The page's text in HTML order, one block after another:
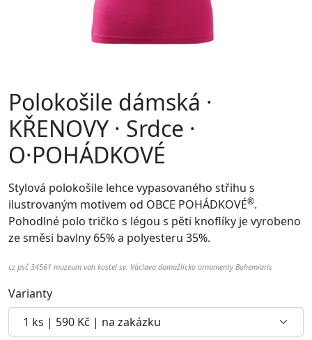
Polokošile dámská ·
KŘENOVY · Srdce ·
O·POHÁDKOVÉ
Stylová polokošile lehce vypasovaného střihu s
ilustrovaným motivem od OBCE POHÁDKOVÉ®.
Pohodlné polo tričko s légou s pěti knoflíky je vyrobeno
ze směsi bavlny 65% a polyesteru 35%.
cz psč 34561 muzeum vah kostel sv. Václava domažlicko ornamenty Bohemiaris
Varianty